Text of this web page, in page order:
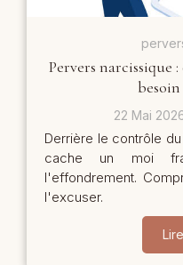
Pervers narcissique
22 Mai
Derrière le contrôle
cache un moi
l'effondrement.
l'excuser.